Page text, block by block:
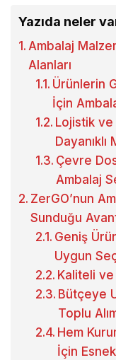
Yazıda neler
Ambalaj
Alanları
Ürünlerin
İçin
Lojistik
Dayanıklı
Çevre
Ambalaj
ZerGO’nun
Sunduğu
Geniş
Uygun
Kaliteli ve
Bütçeye
Toplu
Hem
İçin